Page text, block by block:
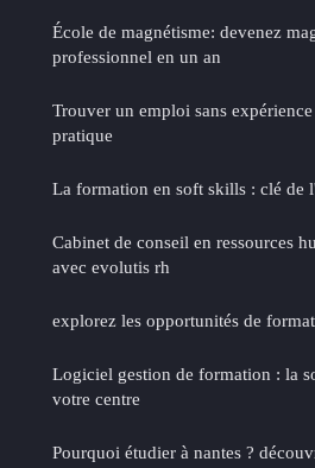
École de magnétisme: devenez
professionnel en un an
Trouver un emploi sans
pratique
La formation en soft skills : clé de
Cabinet de conseil en ressources
avec evolutis rh
explorez les opportunités de
Logiciel gestion de formation : la
votre centre
Pourquoi étudier à nantes ?